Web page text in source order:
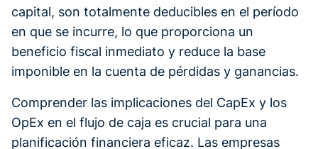
capital, son totalmente deducibles en el período
en que se incurre, lo que proporciona un
beneficio fiscal inmediato y reduce la base
imponible en la cuenta de pérdidas y ganancias.
Comprender las implicaciones del CapEx y los
OpEx en el flujo de caja es crucial para una
planificación financiera eficaz. Las empresas